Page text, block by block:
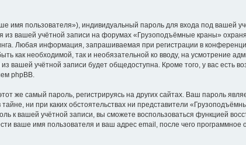
имя пользователя»), индивидуальный пароль для входа под вашей
вашей учётной записи на форумах «Грузоподъёмные краны»
Любая информация, запрашиваемая при регистрации в
как необходимой, так и необязательной ко вводу, на усмотрение
учётной записи будет общедоступна. Кроме того, у вас есть
phpBB.
же самый пароль, регистрируясь на других сайтах. Ваш пароль
ни при каких обстоятельствах ни представители
к вашей учётной записи, вы сможете воспользоваться функцией
ваше имя пользователя и ваш адрес email, после чего программное